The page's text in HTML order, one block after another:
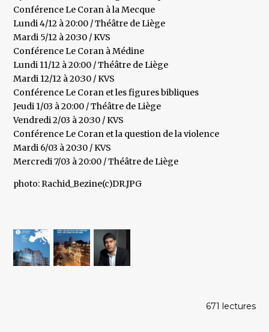
Conférence Le Coran à la Mecque
Lundi 4/12 à 20:00 / Théâtre de Liège
Mardi 5/12 à 20:30 / KVS
Conférence Le Coran à Médine
Lundi 11/12 à 20:00 / Théâtre de Liège
Mardi 12/12 à 20:30 / KVS
Conférence Le Coran et les figures bibliques
Jeudi 1/03 à 20:00 / Théâtre de Liège
Vendredi 2/03 à 20:30 / KVS
Conférence Le Coran et la question de la violence
Mardi 6/03 à 20:30 / KVS
Mercredi 7/03 à 20:00 / Théâtre de Liège
photo: Rachid_Bezine(c)DR.JPG
671 lectures